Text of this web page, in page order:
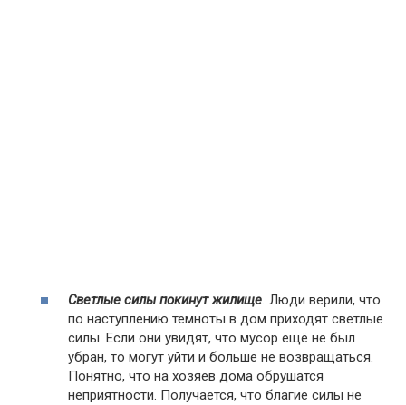
Светлые силы покинут жилище. Люди верили, что
по наступлению темноты в дом приходят светлые
силы. Если они увидят, что мусор ещё не был
убран, то могут уйти и больше не возвращаться.
Понятно, что на хозяев дома обрушатся
неприятности. Получается, что благие силы не